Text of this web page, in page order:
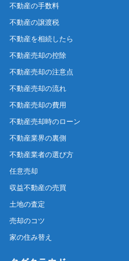
不動産の手数料
不動産の譲渡税
不動産を相続したら
不動産売却の控除
不動産売却の注意点
不動産売却の流れ
不動産売却の費用
不動産売却時のローン
不動産業界の裏側
不動産業者の選び方
任意売却
収益不動産の売買
土地の査定
売却のコツ
家の住み替え